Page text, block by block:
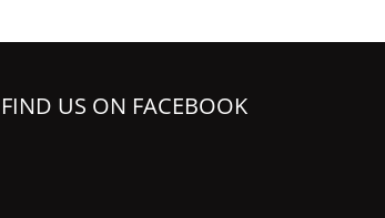
FIND US ON FACEBOOK